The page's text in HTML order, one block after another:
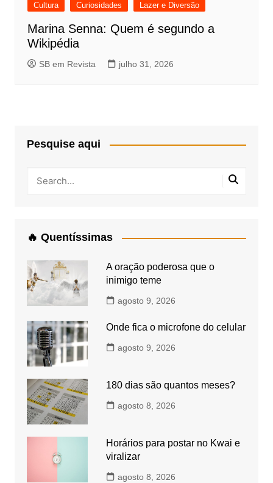
Cultura Curiosidades Lazer e Diversão
Marina Senna: Quem é segundo a
Wikipédia
SB em Revista julho 31, 2026
Pesquise aqui
🔥 Quentíssimas
A oração poderosa que o
inimigo teme
agosto 9, 2026
Onde fica o microfone do celular
agosto 9, 2026
180 dias são quantos meses?
agosto 8, 2026
Horários para postar no Kwai e
viralizar
agosto 8, 2026